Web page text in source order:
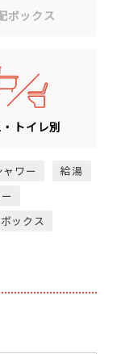
ボックス
トイレ別
ャワー
給湯
ックス